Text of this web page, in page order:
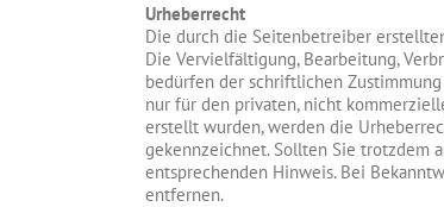
Urheberrecht
Die durch die Seitenbetreiber
Die Vervielfältigung, Bearbeitung,
bedürfen der schriftlichen
nur für den privaten, nicht
erstellt wurden, werden die
gekennzeichnet. Sollten Sie trotzdem
entsprechenden Hinweis. Bei
entfernen.